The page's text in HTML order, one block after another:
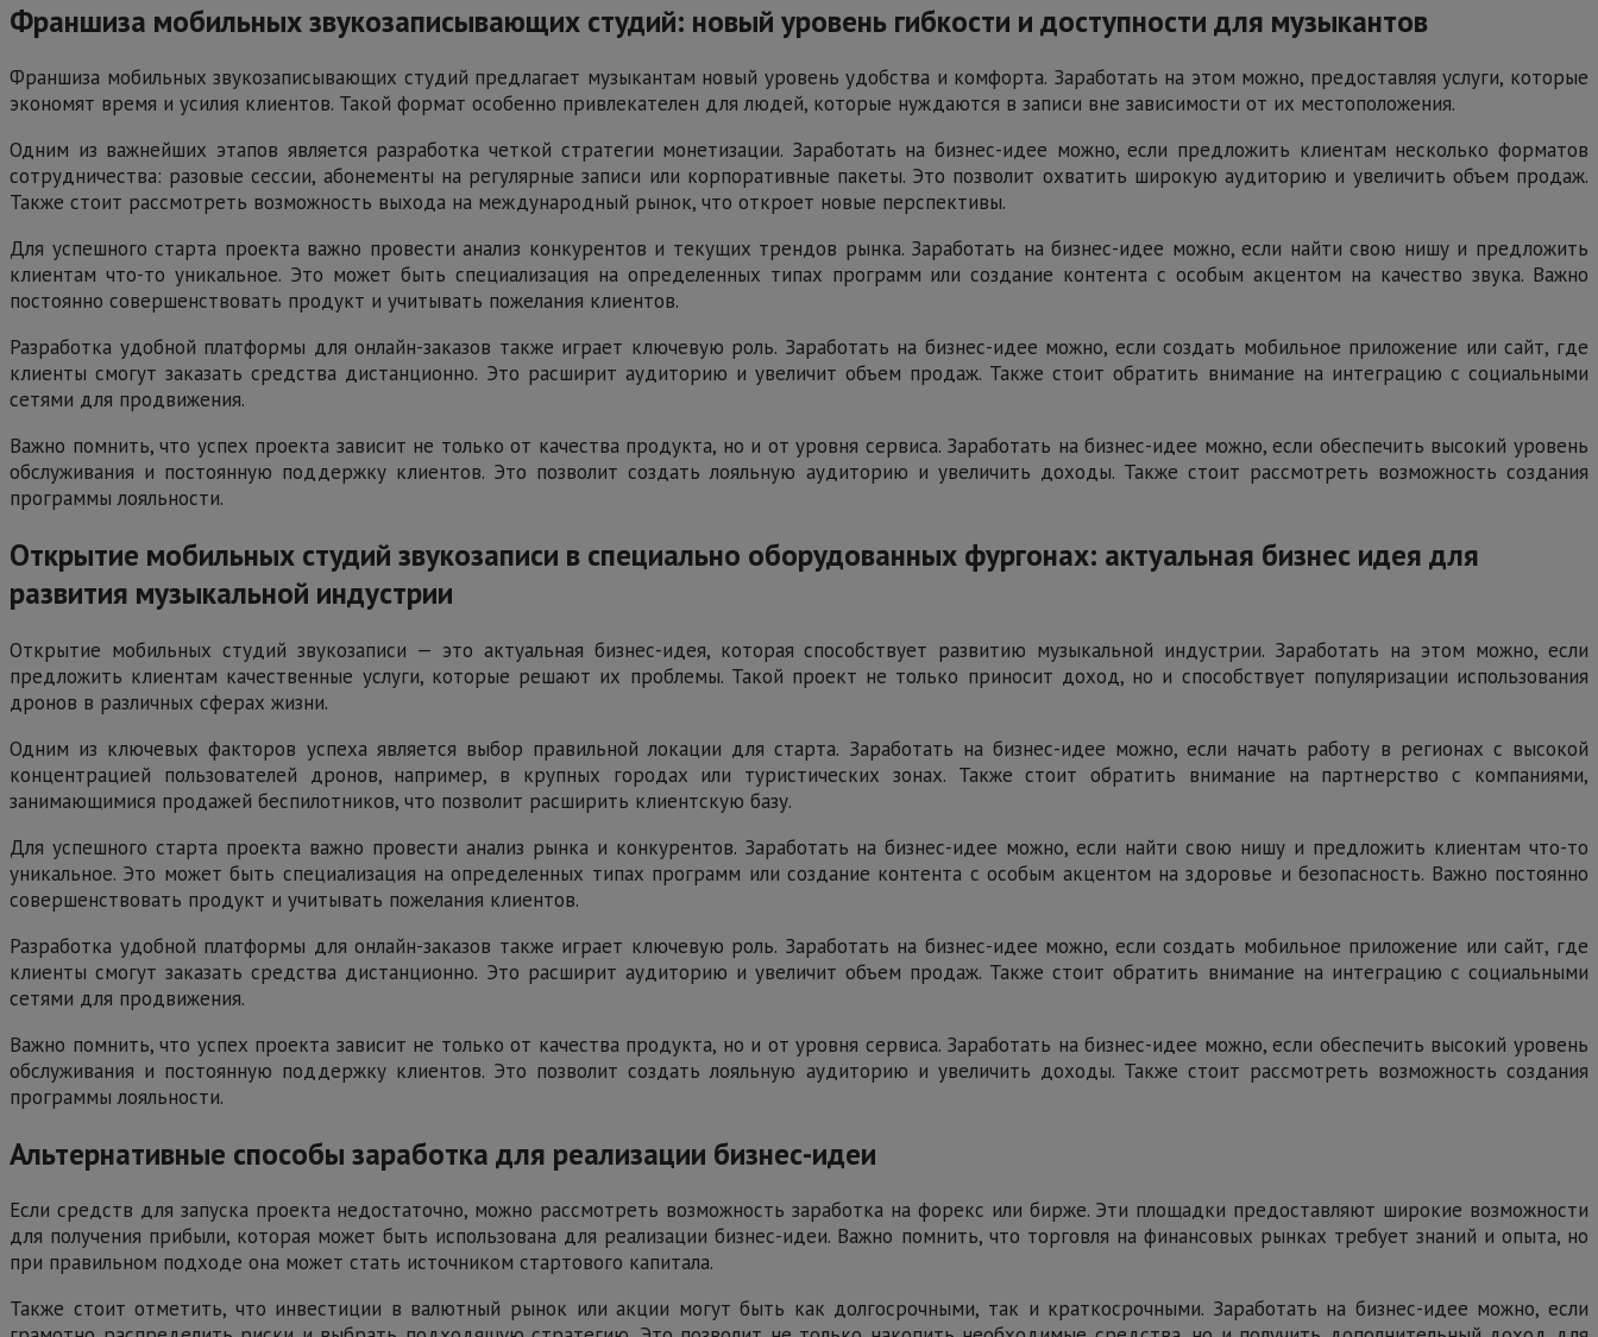
Франшиза мобильных звукозаписывающих студий: новый уровень гибкости и доступности для музыкантов
Франшиза мобильных звукозаписывающих студий предлагает музыкантам новый уровень удобства и комфорта. Заработать на этом можно, предоставляя услуги, которые
экономят время и усилия клиентов. Такой формат особенно привлекателен для людей, которые нуждаются в записи вне зависимости от их местоположения.
Одним из важнейших этапов является разработка четкой стратегии монетизации. Заработать на бизнес-идее можно, если предложить клиентам несколько форматов
сотрудничества: разовые сессии, абонементы на регулярные записи или корпоративные пакеты. Это позволит охватить широкую аудиторию и увеличить объем продаж.
Также стоит рассмотреть возможность выхода на международный рынок, что откроет новые перспективы.
Для успешного старта проекта важно провести анализ конкурентов и текущих трендов рынка. Заработать на бизнес-идее можно, если найти свою нишу и предложить
клиентам что-то уникальное. Это может быть специализация на определенных типах программ или создание контента с особым акцентом на качество звука. Важно
постоянно совершенствовать продукт и учитывать пожелания клиентов.
Разработка удобной платформы для онлайн-заказов также играет ключевую роль. Заработать на бизнес-идее можно, если создать мобильное приложение или сайт, где
клиенты смогут заказать средства дистанционно. Это расширит аудиторию и увеличит объем продаж. Также стоит обратить внимание на интеграцию с социальными
сетями для продвижения.
Важно помнить, что успех проекта зависит не только от качества продукта, но и от уровня сервиса. Заработать на бизнес-идее можно, если обеспечить высокий уровень
обслуживания и постоянную поддержку клиентов. Это позволит создать лояльную аудиторию и увеличить доходы. Также стоит рассмотреть возможность создания
программы лояльности.
Открытие мобильных студий звукозаписи в специально оборудованных фургонах: актуальная бизнес идея для
развития музыкальной индустрии
Открытие мобильных студий звукозаписи — это актуальная бизнес-идея, которая способствует развитию музыкальной индустрии. Заработать на этом можно, если
предложить клиентам качественные услуги, которые решают их проблемы. Такой проект не только приносит доход, но и способствует популяризации использования
дронов в различных сферах жизни.
Одним из ключевых факторов успеха является выбор правильной локации для старта. Заработать на бизнес-идее можно, если начать работу в регионах с высокой
концентрацией пользователей дронов, например, в крупных городах или туристических зонах. Также стоит обратить внимание на партнерство с компаниями,
занимающимися продажей беспилотников, что позволит расширить клиентскую базу.
Для успешного старта проекта важно провести анализ рынка и конкурентов. Заработать на бизнес-идее можно, если найти свою нишу и предложить клиентам что-то
уникальное. Это может быть специализация на определенных типах программ или создание контента с особым акцентом на здоровье и безопасность. Важно постоянно
совершенствовать продукт и учитывать пожелания клиентов.
Разработка удобной платформы для онлайн-заказов также играет ключевую роль. Заработать на бизнес-идее можно, если создать мобильное приложение или сайт, где
клиенты смогут заказать средства дистанционно. Это расширит аудиторию и увеличит объем продаж. Также стоит обратить внимание на интеграцию с социальными
сетями для продвижения.
Важно помнить, что успех проекта зависит не только от качества продукта, но и от уровня сервиса. Заработать на бизнес-идее можно, если обеспечить высокий уровень
обслуживания и постоянную поддержку клиентов. Это позволит создать лояльную аудиторию и увеличить доходы. Также стоит рассмотреть возможность создания
программы лояльности.
Альтернативные способы заработка для реализации бизнес-идеи
Если средств для запуска проекта недостаточно, можно рассмотреть возможность заработка на форекс или бирже. Эти площадки предоставляют широкие возможности
для получения прибыли, которая может быть использована для реализации бизнес-идеи. Важно помнить, что торговля на финансовых рынках требует знаний и опыта, но
при правильном подходе она может стать источником стартового капитала.
Также стоит отметить, что инвестиции в валютный рынок или акции могут быть как долгосрочными, так и краткосрочными. Заработать на бизнес-идее можно, если